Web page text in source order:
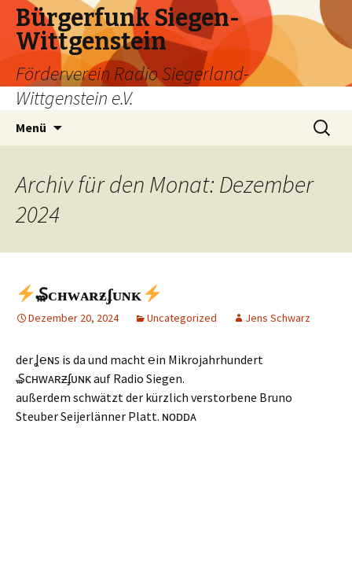
Bürgerfunk Siegen-
Wittgenstein
Förderverein Radio Siegerland-
Wittgenstein e.V.
Menü
Suche
nach:
Archiv für den Monat: Dezember
2024
₷ᴄʜᴡᴀʀƶʄᴜɴᴋ
Dezember 20, 2024 Uncategorized Jens Schwarz
der Ʝ℮ɴꜱ is da und macht ℮in Mikrojahrhundert
₷ᴄʜᴡᴀʀƶʄᴜɴᴋ auf Radio Siegen.
außerdem schwätzt der kürzlich verstorbene Bruno
Steuber Seijerlänner Platt. ɴᴏᴅᴅᴀ